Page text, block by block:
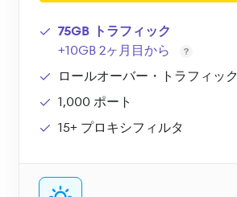
75GB トラフィック
+10GB 2ヶ月目から
ロールオーバー・トラフィック
1,000 ポート
15+ プロキシフィルタ